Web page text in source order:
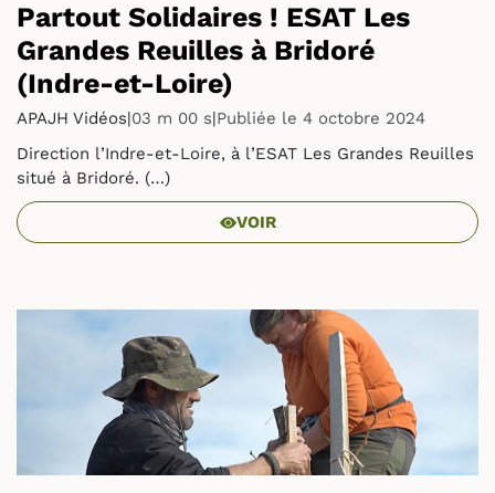
Partout Solidaires ! ESAT Les
Grandes Reuilles à Bridoré
(Indre-et-Loire)
APAJH Vidéos|03 m 00 s|Publiée le 4 octobre 2024
Direction l’Indre-et-Loire, à l’ESAT Les Grandes Reuilles
situé à Bridoré. (…)
VOIR